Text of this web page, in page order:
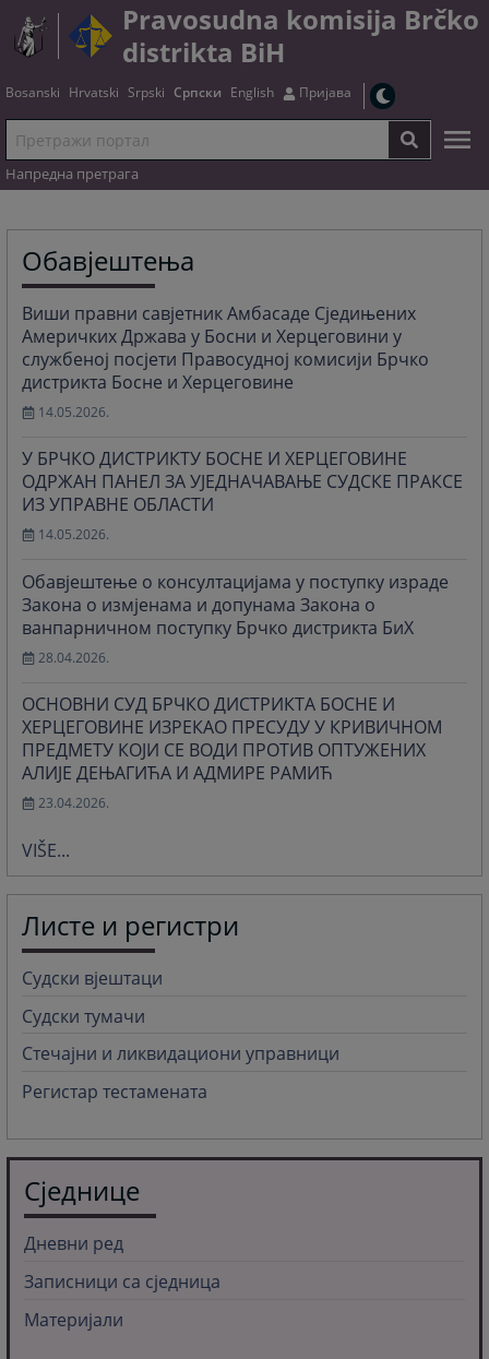
Pravosudna komisija Brčko
distrikta BiH
Bosanski Hrvatski Srpski Српски English Пријава
Напредна претрага
Обавјештења
Виши правни савјетник Амбасаде Сједињених
Америчких Држава у Босни и Херцеговини у
службеној посјети Правосудној комисији Брчко
дистрикта Босне и Херцеговине
14.05.2026.
У БРЧКО ДИСТРИКТУ БОСНЕ И ХЕРЦЕГОВИНЕ
ОДРЖАН ПАНЕЛ ЗА УЈЕДНАЧАВАЊЕ СУДСКЕ ПРАКСЕ
ИЗ УПРАВНЕ ОБЛАСТИ
14.05.2026.
Обавјештење о консултацијама у поступку израде
Закона о измјенама и допунама Закона о
ванпарничном поступку Брчко дистрикта БиХ
28.04.2026.
ОСНОВНИ СУД БРЧКО ДИСТРИКТА БОСНЕ И
ХЕРЦЕГОВИНЕ ИЗРЕКАО ПРЕСУДУ У КРИВИЧНОМ
ПРЕДМЕТУ КОЈИ СЕ ВОДИ ПРОТИВ ОПТУЖЕНИХ
АЛИЈЕ ДЕЊАГИЋА И АДМИРЕ РАМИЋ
23.04.2026.
VIŠE...
Листе и регистри
Судски вјештаци
Судски тумачи
Стечајни и ликвидациони управници
Регистар тестамената
Сједнице
Дневни ред
Записници са сједница
Материјали